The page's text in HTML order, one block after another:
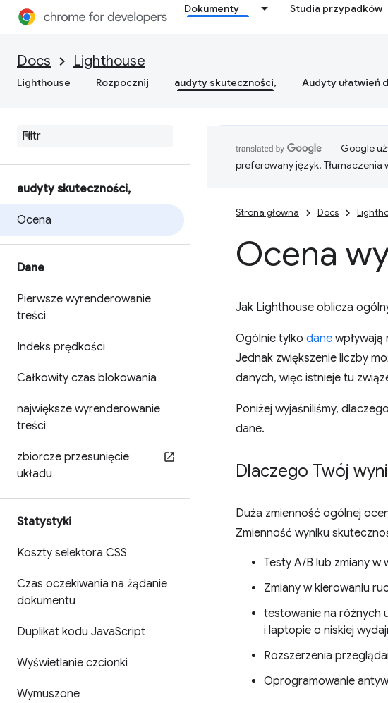
Dokumenty Studia przypadków
Docs Lighthouse
Lighthouse Rozpocznij audyty skuteczności, Audyty ułatwień
audyty skuteczności,
Ocena
Dane
Pierwsze wyrenderowanie
treści
Indeks prędkości
Całkowity czas blokowania
największe wyrenderowanie
treści
zbiorcze przesunięcie
układu
Statystyki
Koszty selektora CSS
Czas oczekiwania na żądanie
dokumentu
Duplikat kodu JavaScript
Wyświetlanie czcionki
Wymuszone
Google
preferowany język. Tłumaczenia
Strona główna Docs
Ocena
Jak Lighthouse oblicza
Ogólnie tylko dane
Jednak zwiększenie liczby
danych, więc istnieje tu
Poniżej wyjaśniliśmy,
dane.
Dlaczego Twój
Duża zmienność ogólnej
Zmienność wyniku
Testy A/B lub zmiany w
Zmiany w kierowaniu
testowanie na różnych
i laptopie o niskiej
Rozszerzenia
Oprogramowanie